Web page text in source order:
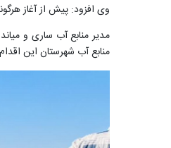
وی افزود: پیش از آغاز
مدیر منابع آب ساری و
منابع آب شهرستان این